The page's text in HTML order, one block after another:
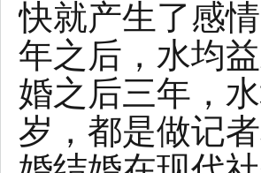
快就产生了感
年之后，水均
婚之后三年，
岁，都是做记